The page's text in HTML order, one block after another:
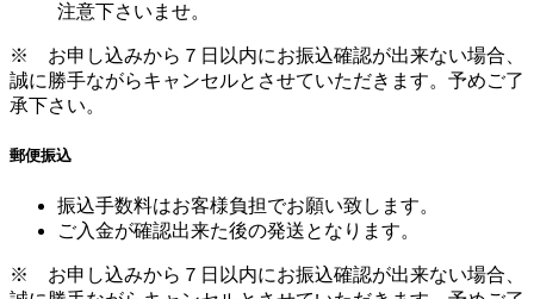
注意下さいませ。
※ お申し込みから７日以内にお振込確認が出来ない場合、
誠に勝手ながらキャンセルとさせていただきます。予めご了
承下さい。
郵便振込
振込手数料はお客様負担でお願い致します。
ご入金が確認出来た後の発送となります。
※ お申し込みから７日以内にお振込確認が出来ない場合、